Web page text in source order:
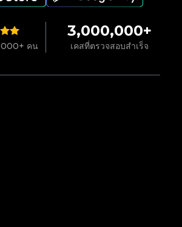
คน
3,000,000+
เคสที่ตรวจสอบสำเร็จ